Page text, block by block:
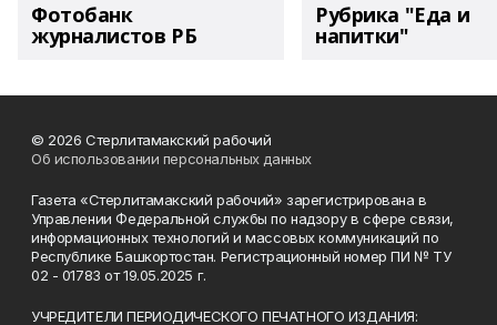
Фотобанк
журналистов РБ
Рубрика "Еда и
напитки"
© 2026 Стерлитамакский рабочий
Об использовании персональных данных
Газета «Стерлитамакский рабочий» зарегистрирована в
Управлении Федеральной службы по надзору в сфере связи,
информационных технологий и массовых коммуникаций по
Республике Башкортостан. Регистрационный номер ПИ № ТУ
02 - 01783 от 19.05.2025 г.
УЧРЕДИТЕЛИ ПЕРИОДИЧЕСКОГО ПЕЧАТНОГО ИЗДАНИЯ: